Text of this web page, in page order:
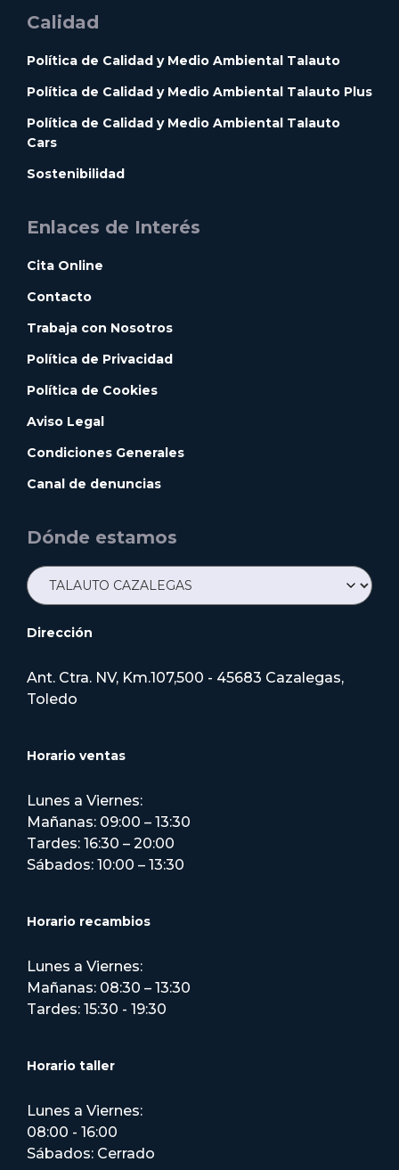
Calidad
Política de Calidad y Medio Ambiental Talauto
Política de Calidad y Medio Ambiental Talauto Plus
Política de Calidad y Medio Ambiental Talauto
Cars
Sostenibilidad
Enlaces de Interés
Cita Online
Contacto
Trabaja con Nosotros
Política de Privacidad
Política de Cookies
Aviso Legal
Condiciones Generales
Canal de denuncias
Dónde estamos
Dirección
Ant. Ctra. NV, Km.107,500 - 45683 Cazalegas,
Toledo
Horario ventas
Lunes a Viernes:
Mañanas: 09:00 – 13:30
Tardes: 16:30 – 20:00
Sábados: 10:00 – 13:30
Horario recambios
Lunes a Viernes:
Mañanas: 08:30 – 13:30
Tardes: 15:30 - 19:30
Horario taller
Lunes a Viernes:
08:00 - 16:00
Sábados: Cerrado